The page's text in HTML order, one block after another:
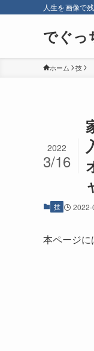
人生を画像で
でぐっ
ホーム 技
2022
3/16
技 2022-
本ページ